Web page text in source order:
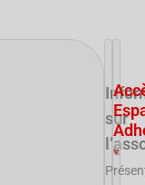
sur